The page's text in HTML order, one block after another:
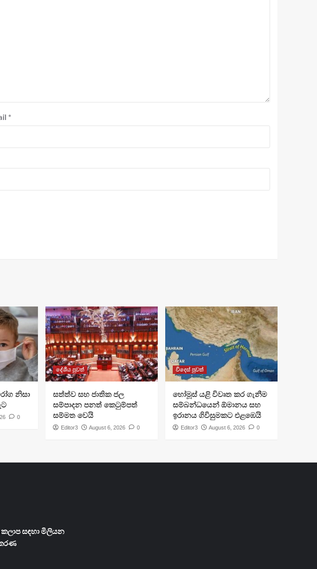
*
නිසා
0
දේශීය පුවත්
සත්ත්ව සහ ජාතික ජල
සම්පාදන පනත් කෙටුම්පත්
සම්මත වෙයි
Editor3 August 6, 2026 0
විදෙස් පුවත්
හෝමූස් යළි විවෘත කර ගැනීම
සම්බන්ධයෙන් ඕමානය සහ
ඉරානය ගිවිසුමකට එළඹෙයි
Editor3 August 6, 2026 0
සඳහා මිලියන